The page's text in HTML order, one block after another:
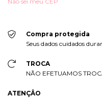
Compra protegida
Seus dados cuidados
TROCA
NÃO EFETUAMOS
ATENÇÂO